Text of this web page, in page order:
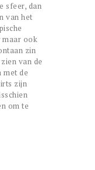
sfeer, dan
van het
maar ook
zin
van de
met de
zijn
om te